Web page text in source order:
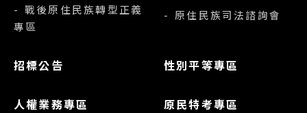
- 戰後原住民族轉型正義
專區
- 原住民族司法諮詢會
招標公告 性別平等專區
人權業務專區 原民特考專區